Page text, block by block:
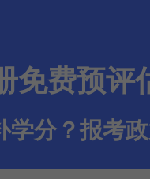
免费预评
分？报考